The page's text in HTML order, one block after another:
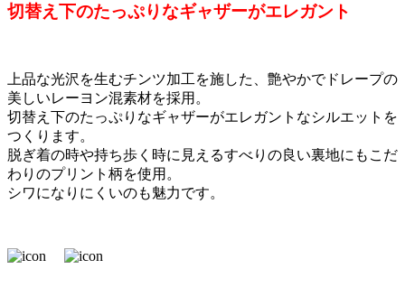
切替え下のたっぷりなギャザーがエレガント
上品な光沢を生むチンツ加工を施した、艶やかでドレープの
美しいレーヨン混素材を採用。
切替え下のたっぷりなギャザーがエレガントなシルエットを
つくります。
脱ぎ着の時や持ち歩く時に見えるすべりの良い裏地にもこだ
わりのプリント柄を使用。
シワになりにくいのも魅力です。